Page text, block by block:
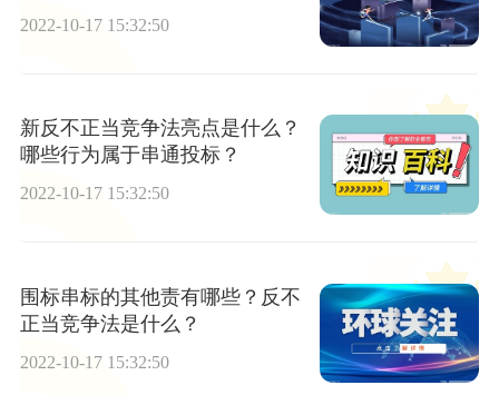
型？
2022-10-17 15:32:50
新反不正当竞争法亮点是什么？
哪些行为属于串通投标？
2022-10-17 15:32:50
围标串标的其他责有哪些？反不
正当竞争法是什么？
2022-10-17 15:32:50